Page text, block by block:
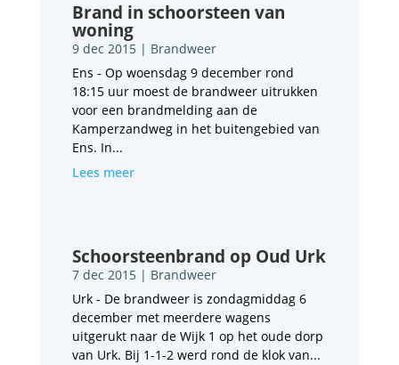
Brand in schoorsteen van
woning
9 dec 2015| Brandweer
Ens - Op woensdag 9 december rond
18:15 uur moest de brandweer uitrukken
voor een brandmelding aan de
Kamperzandweg in het buitengebied van
Ens. In...
Lees meer
Schoorsteenbrand op Oud Urk
7 dec 2015| Brandweer
Urk - De brandweer is zondagmiddag 6
december met meerdere wagens
uitgerukt naar de Wijk 1 op het oude dorp
van Urk. Bij 1-1-2 werd rond de klok van...